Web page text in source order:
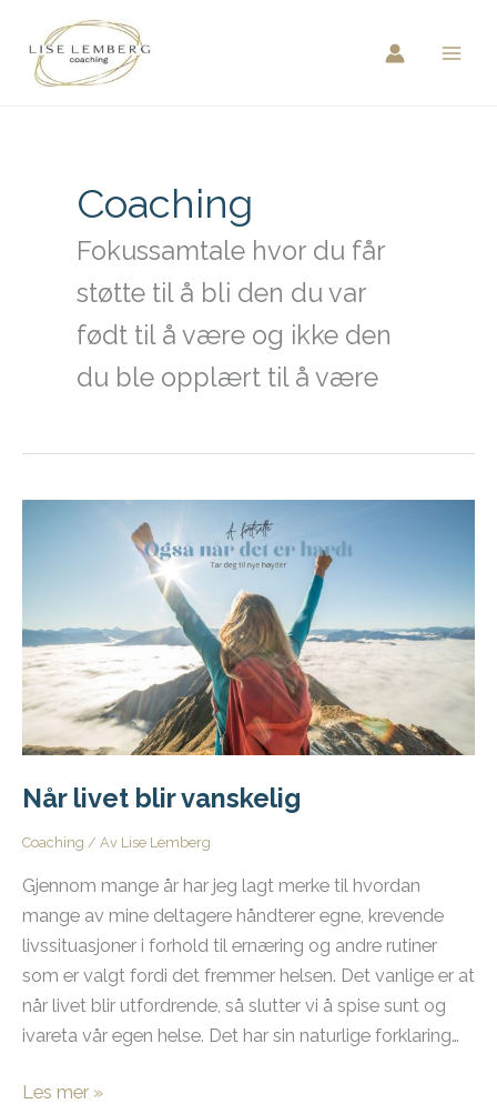
Coaching
Fokussamtale hvor du får
støtte til å bli den du var
født til å være og ikke den
du ble opplært til å være
Når livet blir vanskelig
Coaching / Av Lise Lemberg
Gjennom mange år har jeg lagt merke til hvordan
mange av mine deltagere håndterer egne, krevende
livssituasjoner i forhold til ernæring og andre rutiner
som er valgt fordi det fremmer helsen. Det vanlige er at
når livet blir utfordrende, så slutter vi å spise sunt og
ivareta vår egen helse. Det har sin naturlige forklaring…
Når
Les mer »